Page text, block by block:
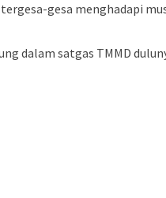
gesa menghadapi
dalam satgas TMMD